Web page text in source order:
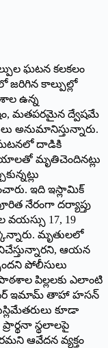
ఘటన కలకలం
కాల్పుల్లో
ఉన్న
మతపరమైన ద్వేషమే
అనుమానిస్తున్నారు.
దాడికి
మృతిచెందినట్లు
ఇది ఇస్లామిక్
నేరంగా దర్యాప్తు
వయస్సు 17, 19
మృతులలో
ఆయన
పోలీసులు
పిల్లలకు ఎలాంటి
ఇమామ్ తాహా హసన్
కూడా
స్థలాలపై
ఆవేదన వ్యక్తం